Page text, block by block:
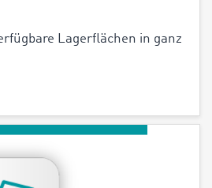
Lagerflächen in ganz